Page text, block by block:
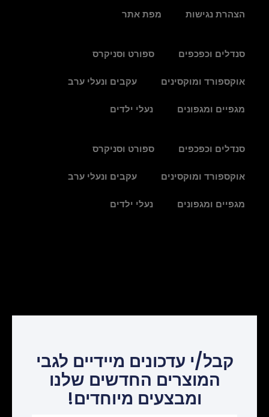
הצהרת נגישות מפת אתר
סנדלים וכפכפים ספורט וסניקרס
אוקספורד ומוקסינים עקבים ונעלי ערב
מגפיים ומגפונים נעלי ילדים
סנדלים וכפכפים ספורט וסניקרס
אוקספורד ומוקסינים עקבים ונעלי ערב
מגפיים ומגפונים נעלי ילדים
קבל/י עדכונים מיידיים לגבי
המוצרים החדשים שלנו
ומבצעים מיוחדים!